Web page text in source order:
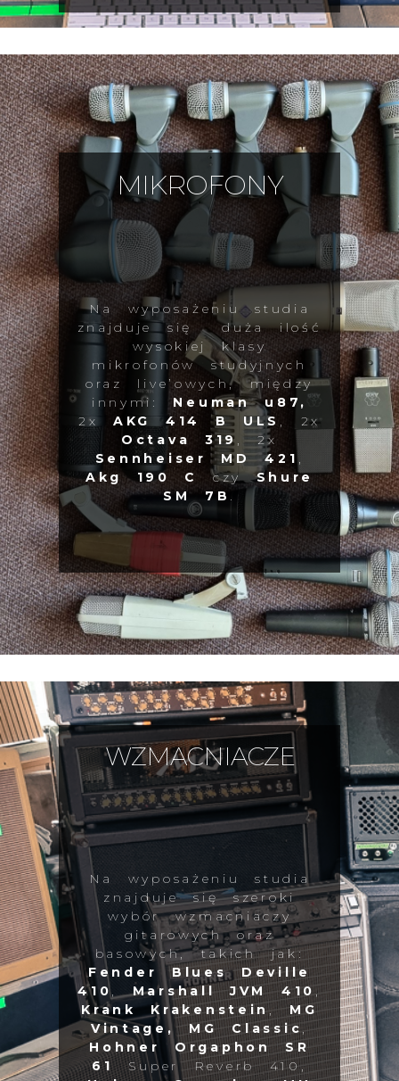
MIKROFONY
Na wyposażeniu studia
znajduje się duża ilość
wysokiej klasy
mikrofonów studyjnych
oraz live’owych, między
innymi: Neuman u87,
2xAKG 414 B ULS , 2x
Octava 319 , 2x
Sennheiser MD 421 ,
Akg 190 C
czyShure
SM 7B .
WZMACNIACZE
Na wyposażeniu studia
znajduje się szeroki
wybór wzmacniaczy
gitarowych oraz
basowych, takich jak:
Fender Blues Deville
410 ,Marshall JVM 410,
Krank Krakenstein,MG
Vintage,
MG Classic,
Hohner Orgaphon SR
61Super Reverb 410,